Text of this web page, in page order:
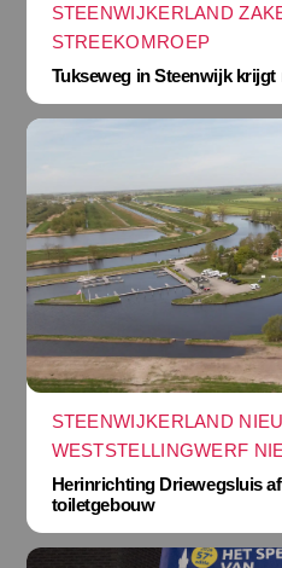
STEENWIJKERLAND
STREEKOMROEP
Tukseweg in Steenwijk
STEENWIJKERLAND
WESTSTELLINGWERF
Herinrichting Driewegsluis
toiletgebouw